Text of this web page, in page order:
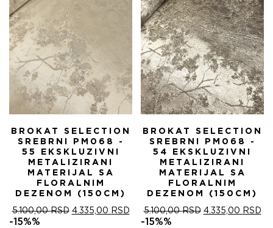
BROKAT SELECTION
SREBRNI PM068 -
55 EKSKLUZIVNI
METALIZIRANI
MATERIJAL SA
FLORALNIM
DEZENOM (150CM)
5.100,00RSD ОРИГИНАЛНА
4.335,00 RSDТРЕНУТНА
ЦЕНА
-15%%
BROKAT SELECTION
SREBRNI PM068 -
54 EKSKLUZIVNI
METALIZIRANI
MATERIJAL SA
FLORALNIM
DEZENOM (150CM)
5.100,00RSD ОРИГИНАЛНА
4.335,00 RSD
-15%%